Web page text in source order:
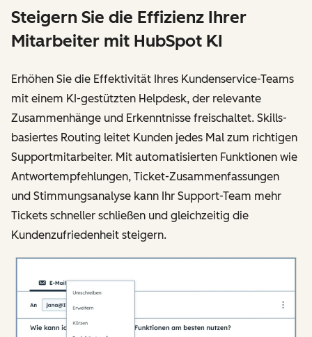
Steigern Sie die Effizienz Ihrer
Mitarbeiter mit HubSpot KI
Erhöhen Sie die Effektivität Ihres Kundenservice-Teams
mit einem KI-gestützten Helpdesk, der relevante
Zusammenhänge und Erkenntnisse freischaltet. Skills-
basiertes Routing leitet Kunden jedes Mal zum richtigen
Supportmitarbeiter. Mit automatisierten Funktionen wie
Antwortempfehlungen, Ticket-Zusammenfassungen
und Stimmungsanalyse kann Ihr Support-Team mehr
Tickets schneller schließen und gleichzeitig die
Kundenzufriedenheit steigern.